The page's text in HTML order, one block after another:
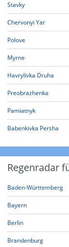
Stavky
Chervonyi Yar
Polove
Myrne
Havrylivka Druha
Preobrazhenka
Pamiatnyk
Babenkivka Persha
Regenradar
Baden-Württemberg
Bayern
Berlin
Brandenburg